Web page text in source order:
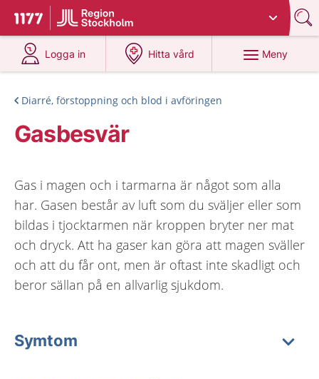
Till startsidan för 1177
Du har valt region
Logga in
på 1177.se
Hitta vård
på 1177.se
Meny
Diarré, förstoppning och blod i avföringen
Gasbesvär
Gas i magen och i tarmarna är något som alla
har. Gasen består av luft som du sväljer eller som
bildas i tjocktarmen när kroppen bryter ner mat
och dryck. Att ha gaser kan göra att magen sväller
och att du får ont, men är oftast inte skadligt och
beror sällan på en allvarlig sjukdom.
Symtom